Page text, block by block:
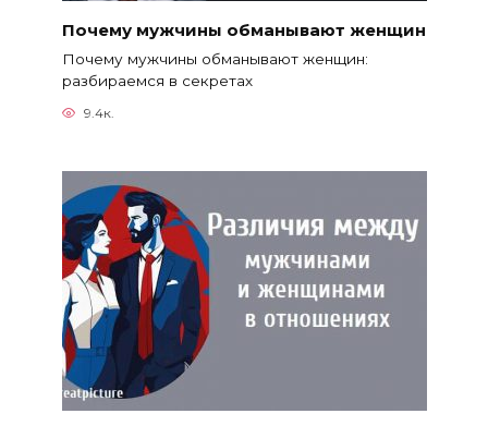
Почему мужчины обманывают женщин
Почему мужчины обманывают женщин:
разбираемся в секретах
9.4к.